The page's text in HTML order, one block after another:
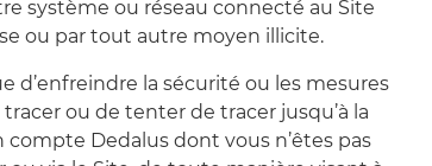
système ou réseau connecté au Site
ou par tout autre moyen illicite.
d’enfreindre la sécurité ou les mesures
ou de tenter de tracer jusqu’à la
Dedalus dont vous n’êtes pas